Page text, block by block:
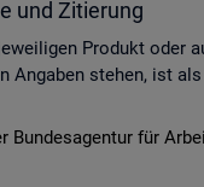
und Zi­tie­rung
Pro­dukt oder
An­ga­ben ste­hen, ist
Bun­des­agen­tur für